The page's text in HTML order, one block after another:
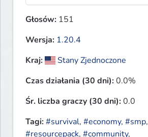
Głosów: 151
Wersja: 1.20.4
Kraj:
Stany Zjednoczone
Czas działania (30 dni):0.0%
Śr. liczba graczy (30 dni):0.0
Tagi:#survival, #economy, #smp,
#resourcepack, #community,